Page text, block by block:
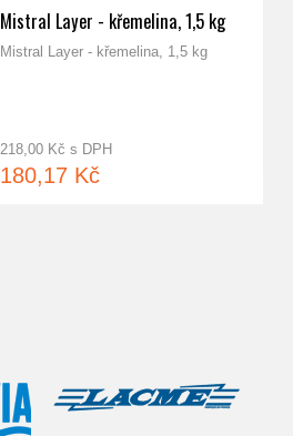
Mistral Layer - křemelina, 1,5 kg
Mistral Layer - křemelina, 1,5 kg
218,00 Kč s DPH
180,17 Kč